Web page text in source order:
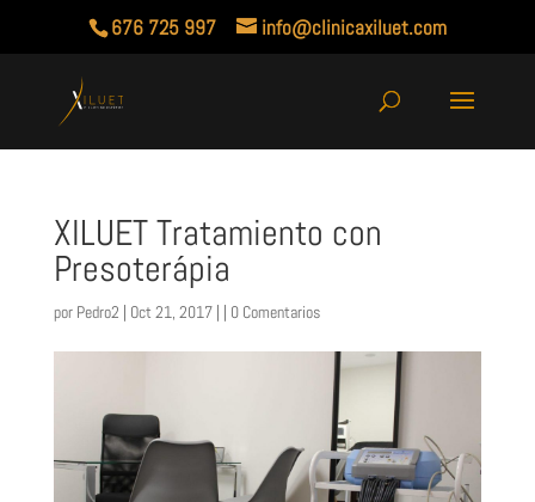
676 725 997 info@clinicaxiluet.com
XILUET Tratamiento con
Presoterápia
por Pedro2 | Oct 21, 2017 | | 0 Comentarios